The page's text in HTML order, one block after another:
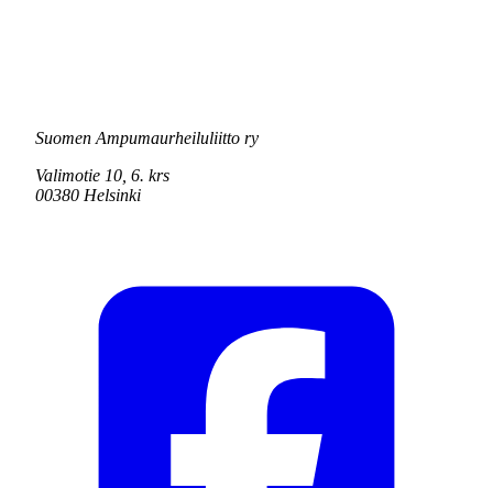
Suomen Ampumaurheiluliitto ry
Valimotie 10, 6. krs
00380 Helsinki